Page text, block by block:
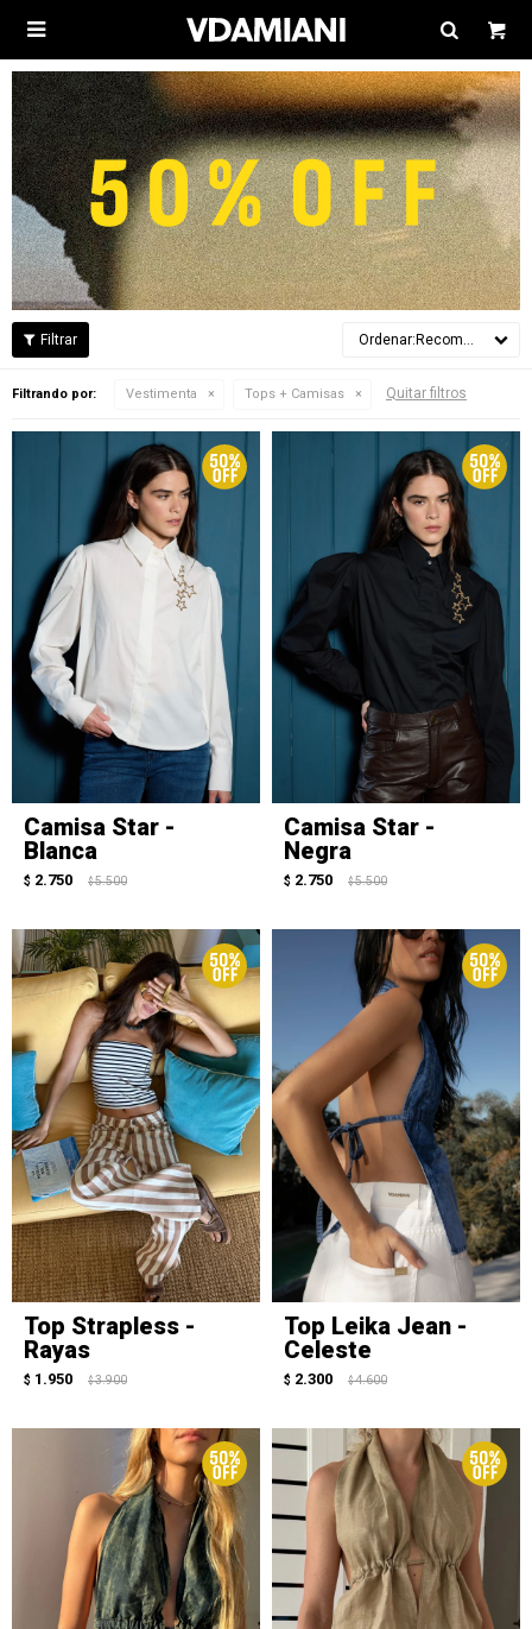

Recomendados
Filtrando por: Vestimenta Tops + Camisas Quitar filtros
Camisa Star -
Blanca
$ 2.750 $ 5.500
Camisa Star -
Negra
$ 2.750 $ 5.500
Top Strapless -
Rayas
$ 1.950 $ 3.900
Top Leika Jean -
Celeste
$ 2.300 $ 4.600